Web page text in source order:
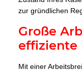
zur gründlichen
Große
effiziente
Mit einer